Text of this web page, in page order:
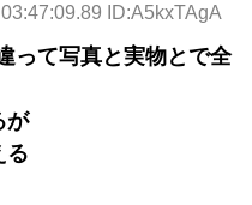
ID:A5kxTAgA
って写真と実物とで全
が
る